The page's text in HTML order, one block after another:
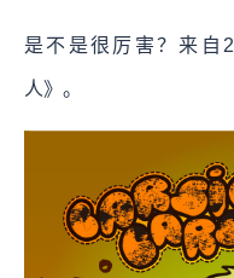
是不是很厉害？来自
人》。